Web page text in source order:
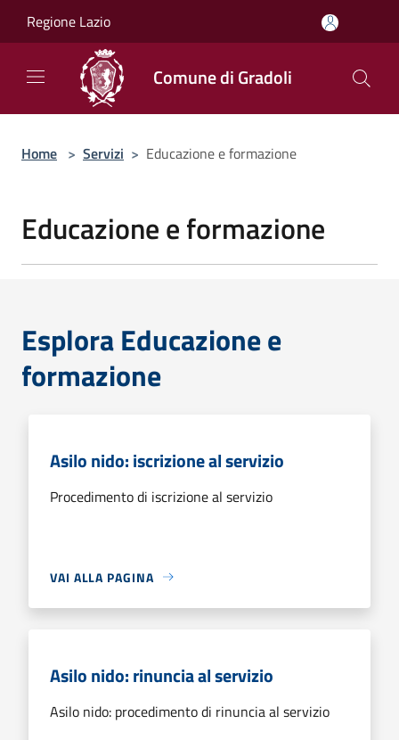
Regione Lazio
Comune di Gradoli
Home > Servizi > Educazione e formazione
Educazione e formazione
Esplora Educazione e
formazione
Asilo nido: iscrizione al servizio
Procedimento di iscrizione al servizio
VAI ALLA PAGINA
Asilo nido: rinuncia al servizio
Asilo nido: procedimento di rinuncia al servizio